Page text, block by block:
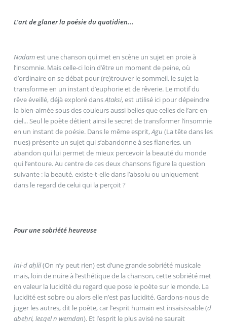
L’art de glaner la poésie du quotidien...
Nadamest une chanson qui met en scène un sujet en proie à
l’insomnie. Mais celle-ci loin d’être un moment de peine, où
d’ordinaire on se débat pour (re)trouver le sommeil, le sujet la
transforme en un instant d’euphorie et de rêverie. Le motif du
rêve éveillé, déjà exploré dansAṭaksi, est utilisé ici pour dépeindre
la bien-aimée sous des couleurs aussi belles que celles de l’arc-en-
ciel... Seul le poète détient ainsi le secret de transformer l’insomnie
en un instant de poésie. Dans le même esprit, Agu (La tête dans les
nues) présente un sujet qui s’abandonne à ses flaneries, un
abandon qui lui permet de mieux percevoir la beauté du monde
qui l’entoure. Au centre de ces deux chansons figure la question
suivante : la beauté, existe-t-elle dans l’absolu ou uniquement
dans le regard de celui qui la perçoit ?
Pour une sobriété heureuse
Ini-d aḥlil(On n’y peut rien) est d’une grande sobriété musicale
mais, loin de nuire à l’esthétique de la chanson, cette sobriété met
en valeur la lucidité du regard que pose le poète sur le monde. La
lucidité est sobre ou alors elle n’est pas lucidité. Gardons-nous de
juger les autres, dit le poète, car l’esprit humain est insaisissable (d
abeḥri, leεqel n wemdan). Et l’esprit le plus avisé ne saurait